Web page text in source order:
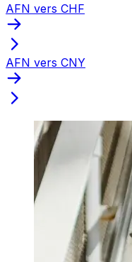
AFN vers CHF
AFN vers CNY